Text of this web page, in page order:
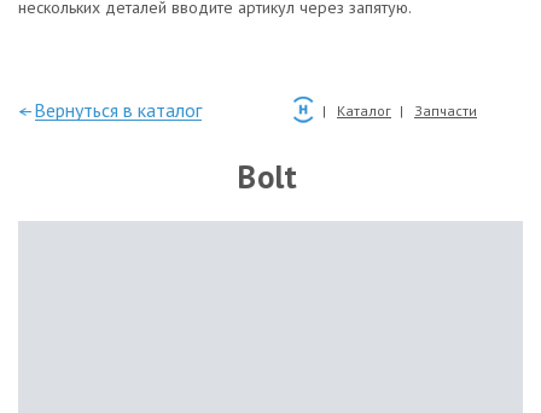
нескольких деталей вводите артикул через запятую.
—Вернуться в каталог Каталог Запчасти
Bolt